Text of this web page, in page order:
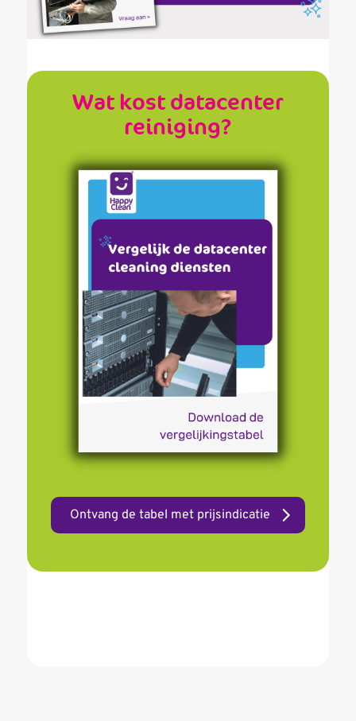
Wat kost datacenter
reiniging?
Ontvang de tabel met prijsindicatie